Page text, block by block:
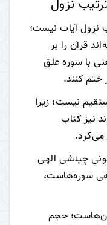
نزول
نزول آیات نیست؛
قرآن را بر
با سوره علق
ختم کنند.
نیست؛ زیرا
نیز کتاب
می‌کرد.
چینشی الهی
نیست بلکه بر اساس بلندی و کوتاهی سوره‎‌هاست،
آن‌هاست؛ حجم